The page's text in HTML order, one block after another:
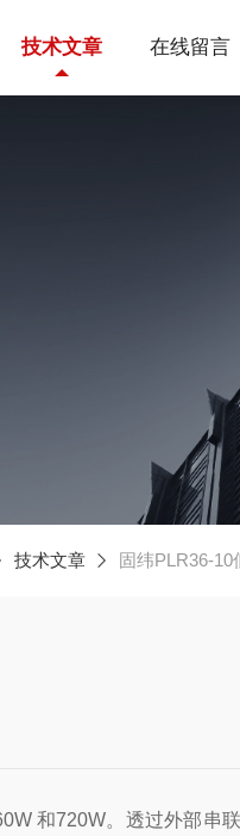
技术文章 在线留言
技术文章 固纬PLR36-10
和720W。透过外部串